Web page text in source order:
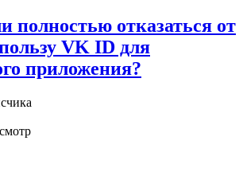
полностью отказаться от
VK ID для
приложения?